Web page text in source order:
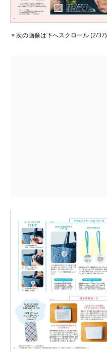
▼次の画像は下へスクロール (2/37)